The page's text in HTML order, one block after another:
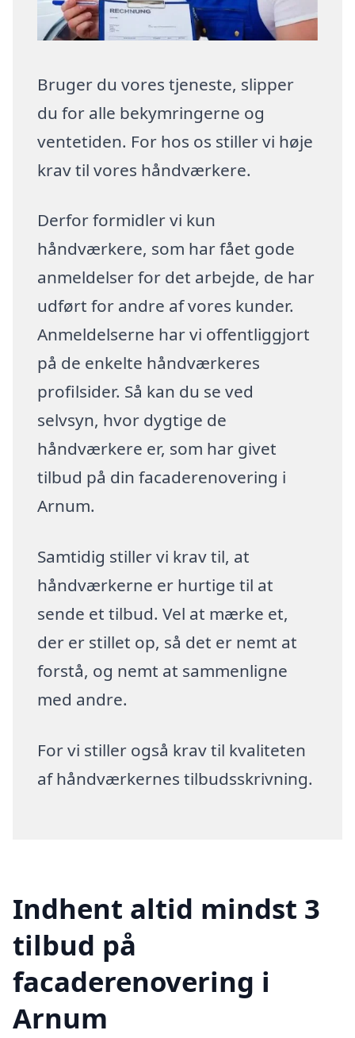
Bruger du vores tjeneste, slipper
du for alle bekymringerne og
ventetiden. For hos os stiller vi høje
krav til vores håndværkere.
Derfor formidler vi kun
håndværkere, som har fået gode
anmeldelser for det arbejde, de har
udført for andre af vores kunder.
Anmeldelserne har vi offentliggjort
på de enkelte håndværkeres
profilsider. Så kan du se ved
selvsyn, hvor dygtige de
håndværkere er, som har givet
tilbud på din facaderenovering i
Arnum.
Samtidig stiller vi krav til, at
håndværkerne er hurtige til at
sende et tilbud. Vel at mærke et,
der er stillet op, så det er nemt at
forstå, og nemt at sammenligne
med andre.
For vi stiller også krav til kvaliteten
af håndværkernes tilbudsskrivning.
Indhent altid mindst 3
tilbud på
facaderenovering i
Arnum